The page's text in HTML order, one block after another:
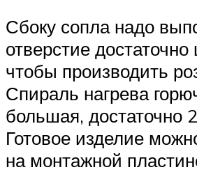
Сбоку сопла надо
отверстие
чтобы производить
Спираль нагрева
большая, достаточно
Готовое изделие
на монтажной